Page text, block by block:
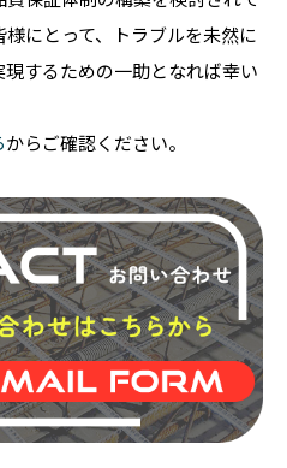
にとって、トラブルを未然に
するための一助となれば幸い
からご確認ください。